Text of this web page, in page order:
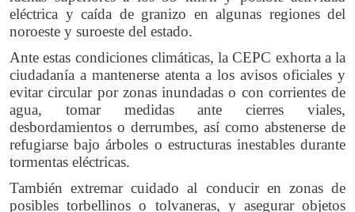
eléctrica y caída de granizo en algunas regiones del
noroeste y suroeste del estado.
Ante estas condiciones climáticas, la CEPC exhorta a la
ciudadanía a mantenerse atenta a los avisos oficiales y
evitar circular por zonas inundadas o con corrientes de
agua, tomar medidas ante cierres viales,
desbordamientos o derrumbes, así como abstenerse de
refugiarse bajo árboles o estructuras inestables durante
tormentas eléctricas.
También extremar cuidado al conducir en zonas de
posibles torbellinos o tolvaneras, y asegurar objetos